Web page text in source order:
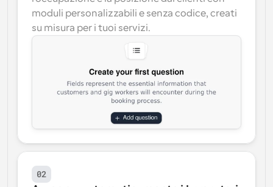
moduli personalizzabili e senza codice, creati
su misura per i tuoi servizi.
02